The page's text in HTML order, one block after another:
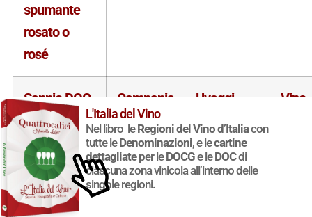
spumante
rosato o
rosé
Sannio DOC
Guardia
Sanframondi
o Guardiolo
Aglianico-
Piedirosso
Campania
Uvaggi
rossi
Vino
L'Italia del Vino
Nel libro leRegioni del Vino d’Italiacon
tutte leDenominazioni, e lecartine
dettagliateper leDOCGe leDOCdi
ciascuna zona vinicola all’interno delle
singole regioni.